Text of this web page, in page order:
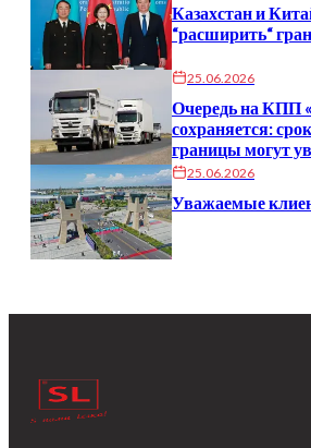
Казахстан и
“расширить“
25.06.2026
Очередь на
сохраняется:
границы могут
25.06.2026
Уважаемые